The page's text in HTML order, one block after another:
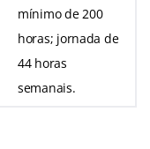
mínimo de 200
horas; jornada de
44 horas
semanais.